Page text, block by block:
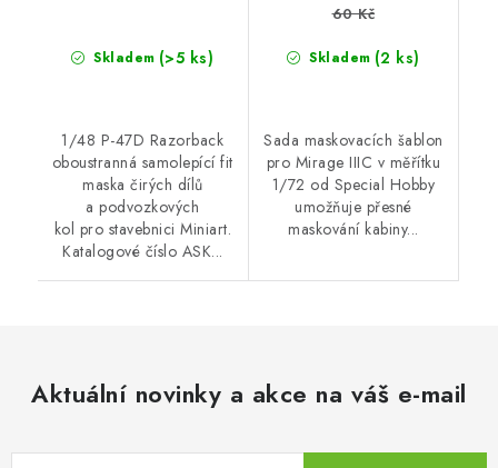
Skladem (>5 ks)
1/48 P-47D Razorback
oboustranná samolepící fit
maska čirých dílů
a podvozkových
kol pro stavebnici Miniart.
Katalogové číslo ASK...
Skladem (2 ks)
60 Kč
Sada maskovacích šablon
pro Mirage IIIC v měřítku
1/72 od Special Hobby
umožňuje přesné
maskování kabiny...
Aktuální novinky a akce na váš e-mail